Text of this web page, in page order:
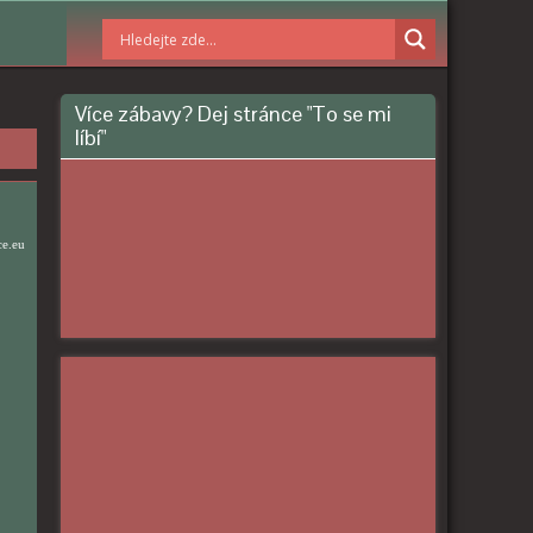
Více zábavy? Dej stránce "To se mi
líbí"